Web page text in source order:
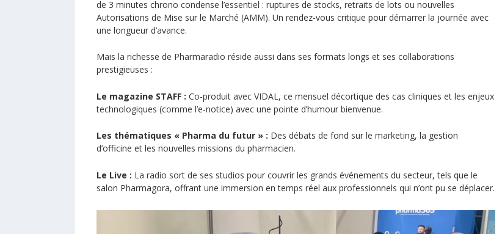
de 3 minutes chrono condense l’essentiel : ruptures de stocks, retraits de lots ou nouvelles
Autorisations de Mise sur le Marché (AMM). Un rendez-vous critique pour démarrer la journée avec
une longueur d’avance.
Mais la richesse de Pharmaradio réside aussi dans ses formats longs et ses collaborations
prestigieuses :
Le magazine STAFF : Co-produit avec VIDAL, ce mensuel décortique des cas cliniques et les enjeux
technologiques (comme l’e-notice) avec une pointe d’humour bienvenue.
Les thématiques « Pharma du futur » : Des débats de fond sur le marketing, la gestion
d’officine et les nouvelles missions du pharmacien.
Le Live : La radio sort de ses studios pour couvrir les grands événements du secteur, tels que le
salon Pharmagora, offrant une immersion en temps réel aux professionnels qui n’ont pu se déplacer.